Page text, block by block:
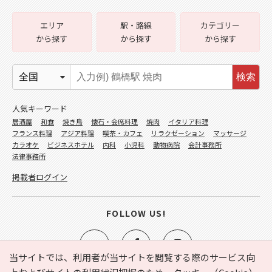
当サイトでは、利用者が当サイトを閲覧する際のサービス向
エリア
から探す
駅・路線
から探す
カテゴリー
から探す
検索
人気キーワード
居酒屋 和食 焼き鳥 懐石・会席料理 焼肉
イタリア料理
フランス料理
アジア料理 喫茶・カフェ リラクゼーション
マッサージ
カラオケ
ビジネスホテル 内科 小児科 動物病院
会計事務所
法律事務所
掲載者ログイン
FOLLOW US!